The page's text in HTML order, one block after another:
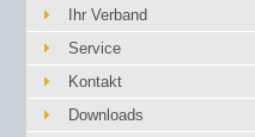
Ihr Verband
Service
Kontakt
Downloads